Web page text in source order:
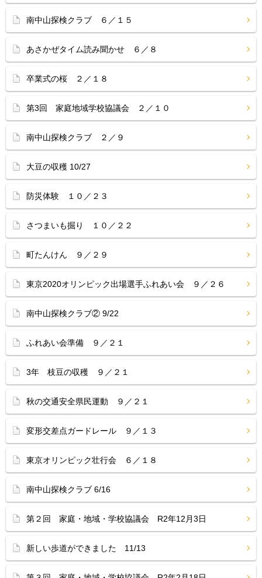
南中山探検クラブ ６／１５
あさかぜタイム読み聞かせ ６／８
卒業式の桜 ２／１８
第3回 家庭地域学校協議会 ２／１０
南中山探検クラブ ２／９
大豆の収穫 10/27
防災体験 １０／２３
さつまいも掘り １０／２２
町たんけん ９／２９
東京2020オリンピック出場選手ふれあい会 ９／２６
南中山探検クラブ② 9/22
ふれあい会準備 ９／２１
3年 枝豆の収穫 ９／２１
秋の交通安全県民運動 ９／２１
変形交差点ガードレール ９／１３
東京オリンピック壮行会 ６／１８
南中山探検クラブ 6/16
第２回 家庭・地域・学校協議会 R2年12月3日
新しい歩道ができました 11/13